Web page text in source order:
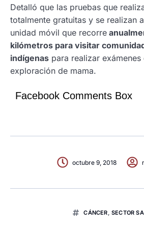
Detalló que las pruebas que
totalmente gratuitas y se realizan
unidad móvil que recorre
kilómetros para visitar
indígenas para realizar
exploración de mama.
Facebook Comments Box
octubre 9, 2018
CÁNCER,SECTOR